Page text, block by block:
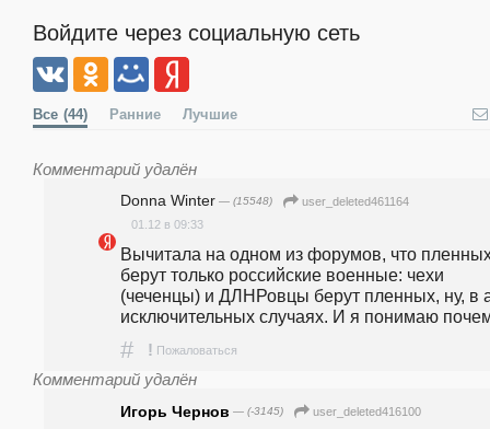
Войдите через социальную сеть
Все (44) Ранние Лучшие
Комментарий удалён
Donna Winter — (15548)
user_deleted461164
01.12 в 09:33
Вычитала на одном из форумов, что
берут только российские военные: чехи
(чеченцы) и ДЛНРовцы берут пленных, ну, в
исключительных случаях. И я понимаю
# ! Пожаловаться
Комментарий удалён
Игорь Чернов — (-3145)
user_deleted416100